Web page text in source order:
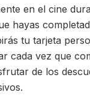
en el cine
hayas
tu tarjeta
cada vez que
de los